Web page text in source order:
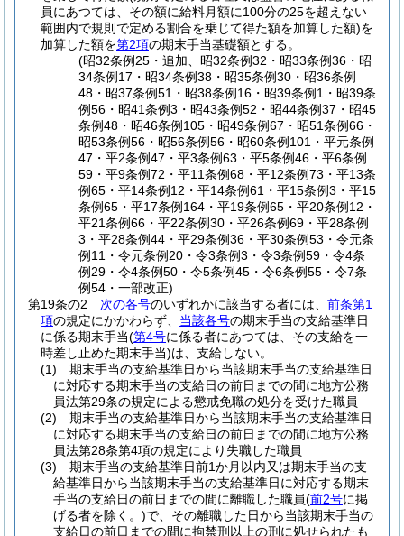
員にあつては、その額に給料月額に100分の25を超えない
範囲内で規則で定める割合を乗じて得た額を加算した額)を
加算した額を第2項の期末手当基礎額とする。
(昭32条例25・追加、昭32条例32・昭33条例36・昭
34条例17・昭34条例38・昭35条例30・昭36条例
48・昭37条例51・昭38条例16・昭39条例1・昭39条
例56・昭41条例3・昭43条例52・昭44条例37・昭45
条例48・昭46条例105・昭49条例67・昭51条例66・
昭53条例56・昭56条例56・昭60条例101・平元条例
47・平2条例47・平3条例63・平5条例46・平6条例
59・平9条例72・平11条例68・平12条例73・平13条
例65・平14条例12・平14条例61・平15条例3・平15
条例65・平17条例164・平19条例65・平20条例12・
平21条例66・平22条例30・平26条例69・平28条例
3・平28条例44・平29条例36・平30条例53・令元条
例11・令元条例20・令3条例3・令3条例59・令4条
例29・令4条例50・令5条例45・令6条例55・令7条
例54・一部改正)
第19条の2
次の各号のいずれかに該当する者には、 前条第1
項の規定にかかわらず、 当該各号の期末手当の支給基準日
に係る期末手当(第4号に係る者にあつては、その支給を一
時差し止めた期末手当)は、支給しない。
(1)
期末手当の支給基準日から当該期末手当の支給基準日
に対応する期末手当の支給日の前日までの間に地方公務
員法第29条の規定による懲戒免職の処分を受けた職員
(2)
期末手当の支給基準日から当該期末手当の支給基準日
に対応する期末手当の支給日の前日までの間に地方公務
員法第28条第4項の規定により失職した職員
(3)
期末手当の支給基準日前1か月以内又は期末手当の支
給基準日から当該期末手当の支給基準日に対応する期末
手当の支給日の前日までの間に離職した職員(前2号に掲
げる者を除く。)で、その離職した日から当該期末手当の
支給日の前日までの間に拘禁刑以上の刑に処せられたも